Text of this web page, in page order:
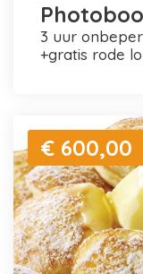
3 uur onbeperkt foto's maken en printen
+gratis rode
€ 600,00